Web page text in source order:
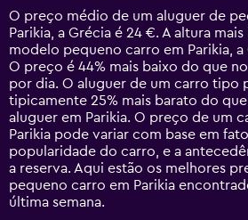
14
categories.
The
chart
has
1
Y
axis
displaying
values.
Range:
0
to
O preço médio de um aluguer de
Parikia, a Grécia é 24 €. A altura
modelo pequeno carro em Parikia, a
O preço é 44% mais baixo do que
por dia. O aluguer de um carro tipo
tipicamente 25% mais barato do
aluguer em Parikia. O preço de um
Parikia pode variar com base em
popularidade do carro, e a
a reserva. Aqui estão os melhores
pequeno carro em Parikia
última semana.